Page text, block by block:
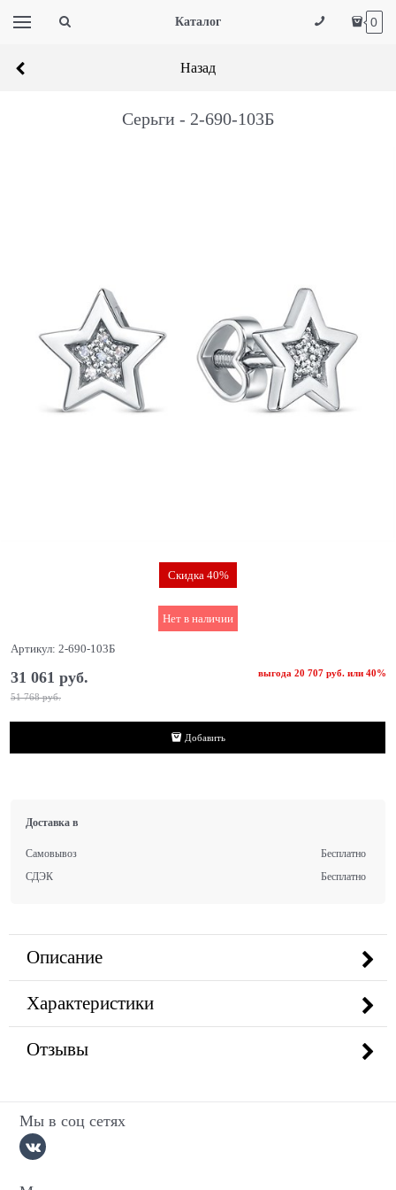
Каталог 0
Назад
Серьги - 2-690-103Б
Скидка 40%
Нет в наличии
Артикул: 2-690-103Б
51 768 руб.
31 061 руб. выгода 20 707 руб.или 40%
Добавить
Доставка в
Самовывоз
Бесплатно
СДЭК
Бесплатно
Описание
Характеристики
Отзывы
Мы в соц сетях